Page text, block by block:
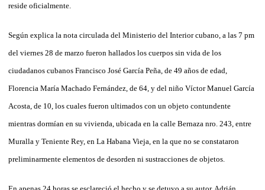
reside oficialmente.
Según explica la nota circulada del Ministerio del Interior cubano, a las 7 pm
del viernes 28 de marzo fueron hallados los cuerpos sin vida de los
ciudadanos cubanos Francisco José García Peña, de 49 años de edad,
Florencia María Machado Fernández, de 64, y del niño Víctor Manuel García
Acosta, de 10, los cuales fueron ultimados con un objeto contundente
mientras dormían en su vivienda, ubicada en la calle Bernaza nro. 243, entre
Muralla y Teniente Rey, en La Habana Vieja, en la que no se constataron
preliminarmente elementos de desorden ni sustracciones de objetos.